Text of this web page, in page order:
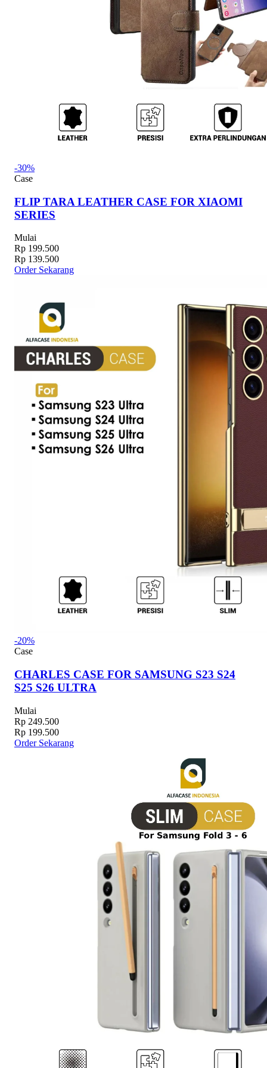
-30%
Case
FLIP TARA LEATHER CASE FOR XIAOMI
SERIES
Mulai
Rp 199.500
Rp 139.500
Order Sekarang
-20%
Case
CHARLES CASE FOR SAMSUNG S23 S24
S25 S26 ULTRA
Mulai
Rp 249.500
Rp 199.500
Order Sekarang